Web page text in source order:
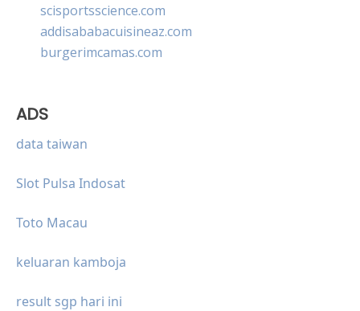
scisportsscience.com
addisababacuisineaz.com
burgerimcamas.com
ADS
data taiwan
Slot Pulsa Indosat
Toto Macau
keluaran kamboja
result sgp hari ini